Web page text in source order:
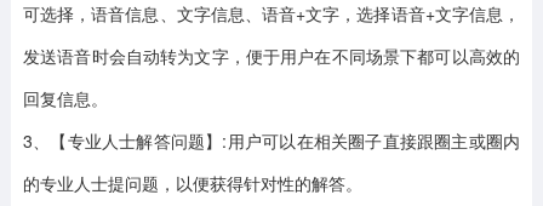
可选择，语音信息、文字信息、语音+文字，选择语音+文字信息，
发送语音时会自动转为文字，便于用户在不同场景下都可以高效的
回复信息。
3、【专业人士解答问题】:用户可以在相关圈子直接跟圈主或圈内
的专业人士提问题，以便获得针对性的解答。